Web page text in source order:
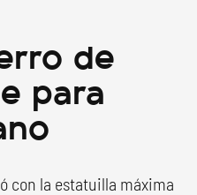
de
para
con la estatuilla máxima